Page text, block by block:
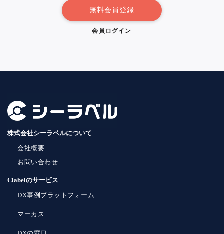
無料会員登録
会員ログイン
株式会社シーラベルについて
会社概要
お問い合わせ
Clabelのサービス
DX事例プラットフォーム
マーカス